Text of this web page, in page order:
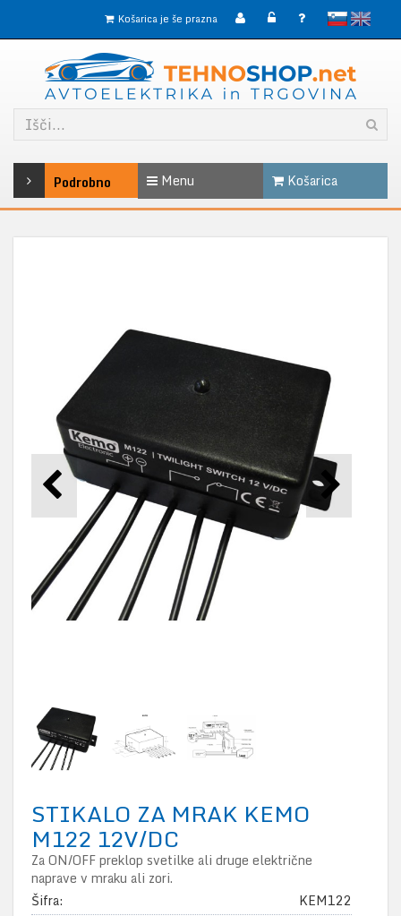
slovenskoEnglish
Košarica je še prazna
Podrobno Menu Košarica
STIKALO ZA MRAK KEMO
M122 12V/DC
Za ON/OFF preklop svetilke ali druge električne
naprave v mraku ali zori.
Šifra:
KEM122